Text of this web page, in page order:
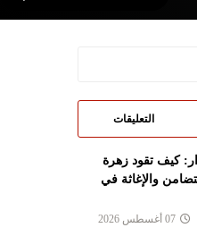
التعليقات
كيف تقود زهرة
والإغاثة في
07 أغسطس 2026